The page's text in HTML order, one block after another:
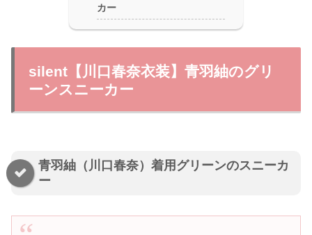
カー
silent【川口春奈衣装】青羽紬のグリ
ーンスニーカー
青羽紬（川口春奈）着用グリーンのスニーカ
ー